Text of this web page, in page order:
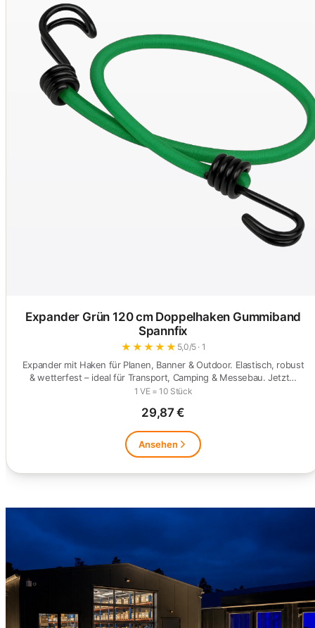
Expander Grün 120 cm Doppelhaken Gummiband
Spannfix
★ ★ ★ ★ ★ 5,0/5 · 1
Expander mit Haken für Planen, Banner & Outdoor. Elastisch, robust
& wetterfest – ideal für Transport, Camping & Messebau. Jetzt…
1 VE = 10 Stück
29,87 €
Ansehen